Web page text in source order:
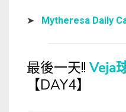
➤ Mytheresa Daily
最後一天!! Veja
【DAY4】